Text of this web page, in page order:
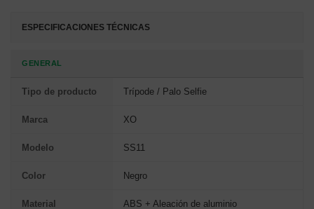
ESPECIFICACIONES TÉCNICAS
GENERAL
Tipo de producto Trípode / Palo Selfie
Marca XO
Modelo SS11
Color Negro
Material ABS + Aleación de aluminio